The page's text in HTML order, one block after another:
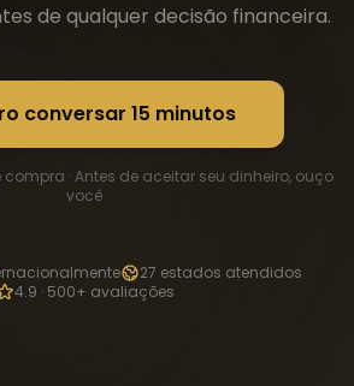
de qualquer decisão financeira.
conversar 15 minutos
· Antes de aceitar seu dinheiro, ouço
você
27 estados atendidos
4.9 · 500+ avaliações